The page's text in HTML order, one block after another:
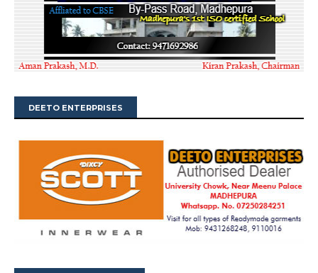
DEETO ENTERPRISES